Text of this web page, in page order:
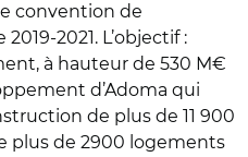
convention de
2021. L’objectif :
à hauteur de 530 M€
d’Adoma qui
de plus de 11 900
plus de 2900 logements